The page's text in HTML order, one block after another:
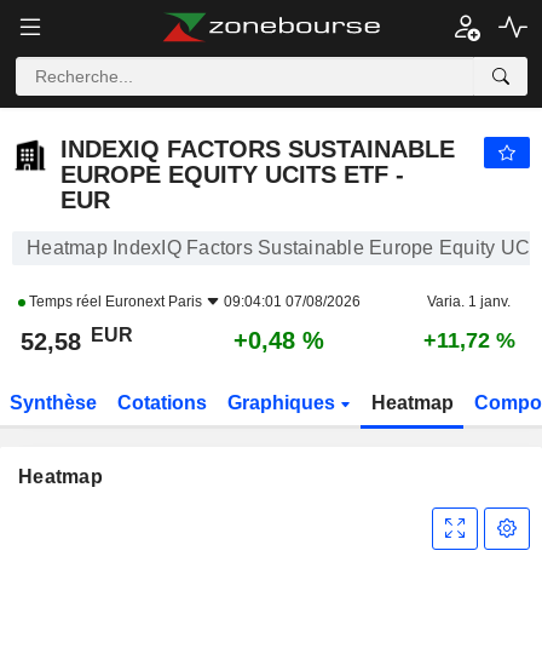
INDEXIQ FACTORS SUSTAINABLE
EUROPE EQUITY UCITS ETF -
EUR
Heatmap IndexIQ Factors Sustainable Europe Equity
Temps réel Euronext Paris 09:04:01 07/08/2026 Varia. 1 janv.
52,58 EUR +0,48 % +11,72 %
Synthèse Cotations Graphiques Heatmap
Heatmap